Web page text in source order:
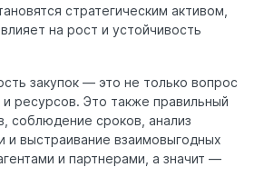
стратегическим активом,
на рост и устойчивость
закупок — это не только вопрос
ресурсов. Это также правильный
соблюдение сроков, анализ
и выстраивание взаимовыгодных
и партнерами, а значит —